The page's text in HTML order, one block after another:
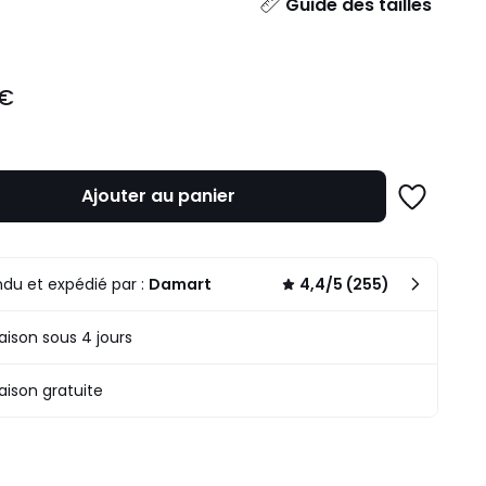
Ajouter au panier
Ajouter
et expédié par : Damart 4,4/5 (255)
sous 4 jours
gratuite